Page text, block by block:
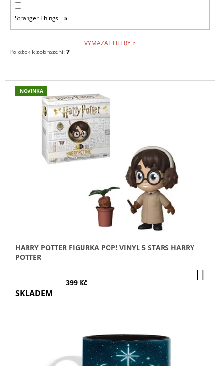
Stranger Things 5
VYMAZAT FILTRY
Položek k zobrazení:7
V NOVINKA
HARRY POTTER FIGURKA POP! VINYL 5 STARS HARRY
POTTER
399 Kč
SKLADEM